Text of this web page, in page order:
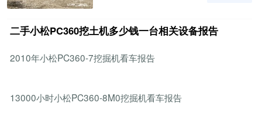
二手小松PC360挖土机多少钱一台相关设备报告
2010年小松PC360-7挖掘机看车报告
13000小时小松PC360-8M0挖掘机看车报告